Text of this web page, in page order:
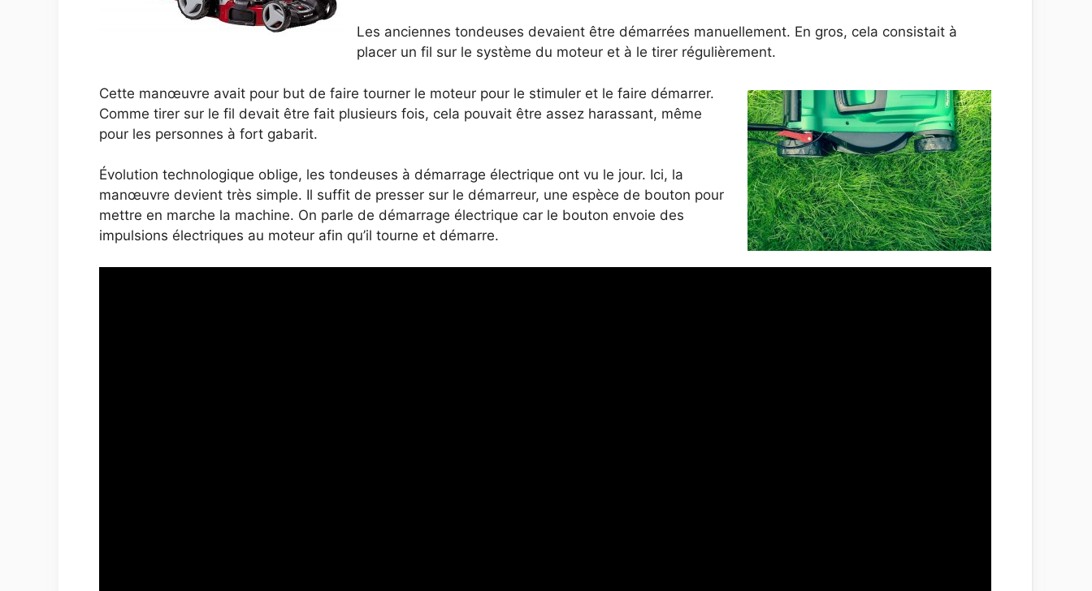
Les anciennes tondeuses devaient être démarrées manuellement. En gros, cela consistait à
placer un fil sur le système du moteur et à le tirer régulièrement.
Cette manœuvre avait pour but de faire tourner le moteur pour le stimuler et le faire démarrer.
Comme tirer sur le fil devait être fait plusieurs fois, cela pouvait être assez harassant, même
pour les personnes à fort gabarit.
Évolution technologique oblige, les tondeuses à démarrage électrique ont vu le jour. Ici, la
manœuvre devient très simple. Il suffit de presser sur le démarreur, une espèce de bouton pour
mettre en marche la machine. On parle de démarrage électrique car le bouton envoie des
impulsions électriques au moteur afin qu’il tourne et démarre.